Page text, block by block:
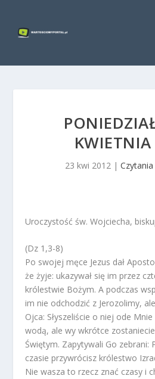
23 kwi 2012 | Czytania
Uroczystość św. Wojciecha,
(Dz 1,3-8)
Po swojej męce Jezus dał
że żyje: ukazywał się im przez
królestwie Bożym. A podczas
im nie odchodzić z Jerozolimy,
Ojca: Słyszeliście o niej ode
wodą, ale wy wkrótce
Świętym. Zapytywali Go zebrani:
czasie przywrócisz królestwo
Nie wasza to rzecz znać czasy i